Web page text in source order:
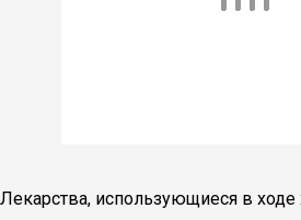
Лекарства, использующиеся в ходе